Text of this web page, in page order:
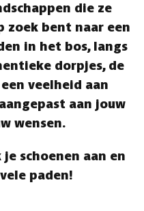
die ze
zoek bent naar een
in het bos, langs
dorpjes, de
veelheid aan
aan jouw
wensen.
schoenen aan en
paden!